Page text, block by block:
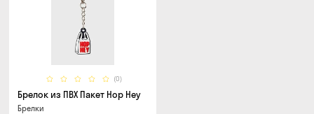
(0)
Брелок из ПВХ Пакет Hop Hey
Брелки